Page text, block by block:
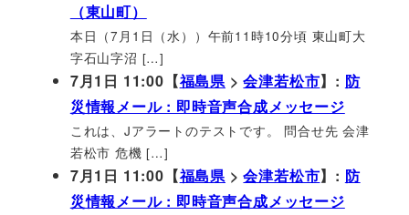
（東山町）
本日（7月1日（水））午前11時10分頃 東山町大
字石山字沼 […]
7月1日 11:00【福島県 >会津若松市】: 防
災情報メール : 即時音声合成メッセージ
これは、Jアラートのテストです。 問合せ先 会津
若松市 危機 […]
7月1日 11:00【福島県 >会津若松市】: 防
災情報メール : 即時音声合成メッセージ